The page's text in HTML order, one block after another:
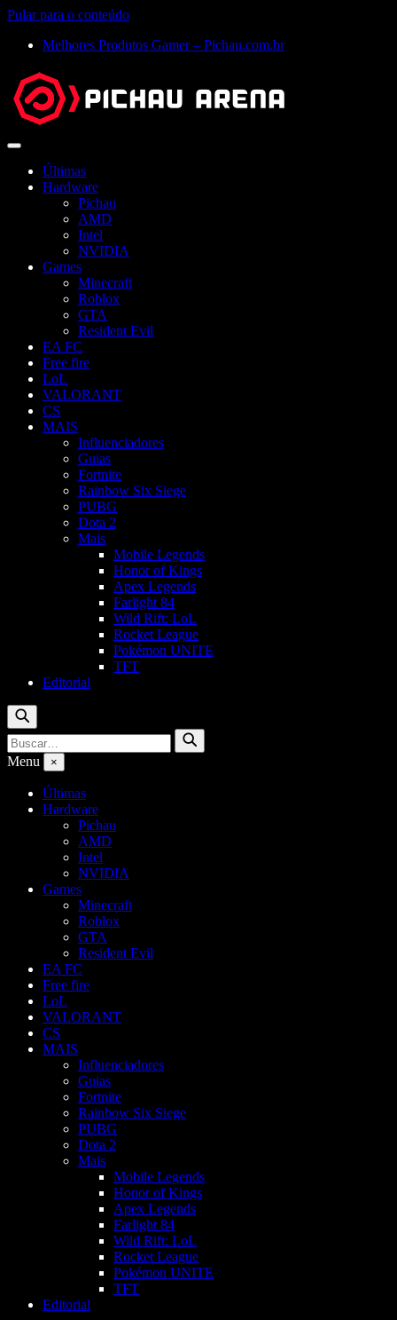
Pular para o conteúdo
Melhores Produtos Gamer – Pichau.com.br
Abrir
Últimas
Hardware
Pichau
AMD
Intel
NVIDIA
Games
Minecraft
Roblox
GTA
Resident Evil
EA FC
Free fire
LoL
VALORANT
CS
MAIS
Influenciadores
Guias
Fortnite
Rainbow Six Siege
PUBG
Dota 2
Mais
Mobile Legends
Honor of Kings
Apex Legends
Farlight 84
Wild Rift: LoL
Rocket League
Pokémon UNITE
TFT
Editorial
Buscar
Buscar
por:
Buscar
Menu ×
Últimas
Hardware
Pichau
AMD
Intel
NVIDIA
Games
Minecraft
Roblox
GTA
Resident Evil
EA FC
Free fire
LoL
VALORANT
CS
MAIS
Influenciadores
Guias
Fortnite
Rainbow Six Siege
PUBG
Dota 2
Mais
Mobile Legends
Honor of Kings
Apex Legends
Farlight 84
Wild Rift: LoL
Rocket League
Pokémon UNITE
TFT
Editorial